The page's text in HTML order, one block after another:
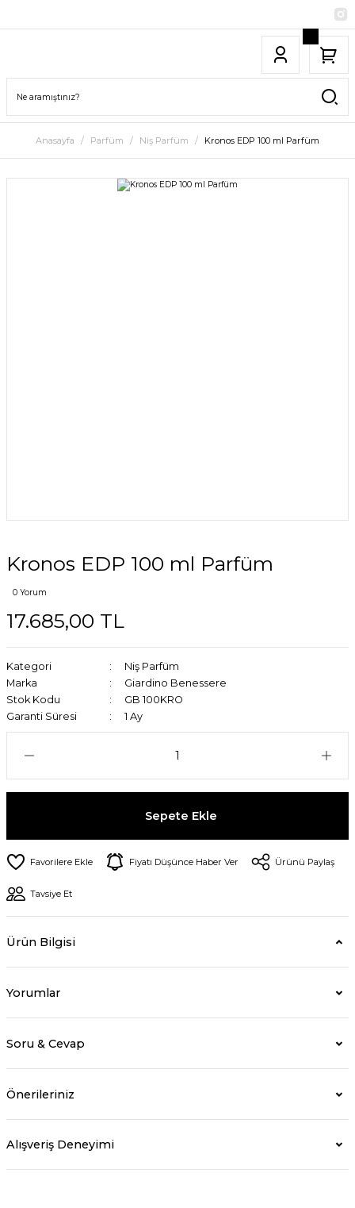
Anasayfa Parfüm Niş Parfüm Kronos EDP 100 ml Parfüm
Kronos EDP 100 ml Parfüm
0 Yorum
17.685,00 TL
Kategori
Niş Parfüm
Marka
Giardino Benessere
Stok Kodu
GB 100KRO
Garanti Süresi
1 Ay
Sepete Ekle
Fiyatı Düşünce Haber Ver Ürünü Paylaş
Tavsiye Et
Ürün Bilgisi
Yorumlar
Soru & Cevap
Önerileriniz
Alışveriş Deneyimi